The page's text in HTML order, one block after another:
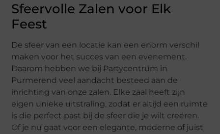
Sfeervolle Zalen voor Elk
Feest
De sfeer van een locatie kan een enorm verschil
maken voor het succes van een evenement.
Daarom hebben we bij Partycentrum in
Purmerend veel aandacht besteed aan de
inrichting van onze zalen. Elke zaal heeft zijn
eigen unieke uitstraling, zodat er altijd een ruimte
is die perfect past bij de sfeer die je wilt creëren.
Of je nu gaat voor een elegante, moderne of juist